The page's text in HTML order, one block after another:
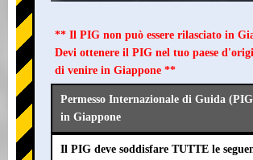
** Il PIG non può essere rilasciato in
Devi ottenere il PIG nel tuo paese
di venire in Giappone **
Permesso Internazionale di Guida
in Giappone
Il PIG deve soddisfare TUTTE le